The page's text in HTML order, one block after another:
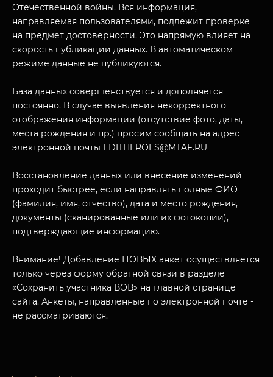
МУЗЕЙНЫЙ КОМПЛЕКС
ПОСЕТИТЕЛЯМ
О НАС
НАЗАД
Отечественной войны. Вся информация,
направляемая пользователями, подлежит проверке
на предмет достоверности. Это напрямую влияет на
скорость публикации данных. В автоматическом
режиме данные не публикуются.
База данных совершенствуется и дополняется
постоянно. В случае выявления некорректного
отображения информации (отсутствие фото, даты,
места рождения и пр.) просим сообщать на адрес
электронной почты EDITHEROES@MTAF.RU
Восстановление данных или внесение изменений
проходит быстрее, если направлять полные ФИО
(фамилия, имя, отчество), дата и место рождения,
документы (сканированные или их фотокопии),
подтверждающие информацию.
Внимание! Добавление НОВЫХ анкет осуществляется
только через форму обратной связи в разделе
«Сохранить участника ВОВ» на главной странице
сайта. Анкеты, направленные по электронной почте -
не рассматриваются.